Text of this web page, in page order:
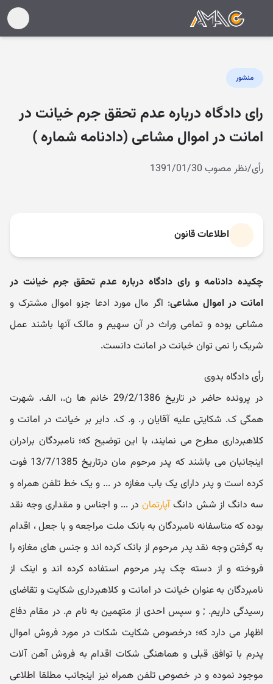
منشور
رای دادگاه درباره عدم تحقق جرم خیانت در
امانت در اموال مشاعی (دادنامه شماره )
رأی/نظر مصوب 1391/01/30
اطلاعات قانون
چکیده دادنامه و رای دادگاه درباره عدم تحقق جرم خیانت در
امانت در اموال مشاعی: اگر مال مورد ادعا جزو اموال مشترک و
مشاعی بوده و تمامی وراث در آن سهیم و مالک آنها باشند عمل
شریک را نمی توان خیانت در امانت دانست.
رأی دادگاه بدوی
در پرونده حاضر در تاریخ 29/2/1386 خانم ها ن.، الف. شهرت
همگی ک. شکایتی علیه آقایان ر. و. ک. دایر بر خیانت در امانت و
کلاهبرداری مطرح می نمایند، با این توضیح که؛ نامبردگان برادران
اینجانبان می باشند که پدر مرحوم مان درتاریخ 13/7/1385 فوت
کرده است و پدر دارای یک باب مغازه در ... و یک خط تلفن همراه و
سه دانگ از شش دانگآپارتماندر ... و اجناس و مقداری وجه نقد
بوده که متاسفانه نامبردگان به بانک ملت مراجعه و با جعل ، اقدام
به گرفتن وجه نقد پدر مرحوم از بانک کرده اند و جنس های مغازه را
فروخته و از دسته چک پدر مرحوم استفاده کرده اند و اینک از
نامبردگان به عنوان خیانت در امانت و کلاهبرداری شکایت و تقاضای
رسیدگی داریم. ; و سپس احدی از متهمین به نام م. در مقام دفاع
اظهار می دارد که؛ درخصوص شکایت شکات در مورد فروش اموال
پدرم با توافق قبلی و هماهنگی شکات اقدام به فروش آهن آلات
موجود نموده و در خصوص تلفن همراه نیز اینجانب مطلقا اطلاعی